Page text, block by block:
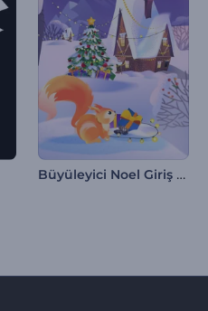
Büyüleyici Noel Giriş Videosu